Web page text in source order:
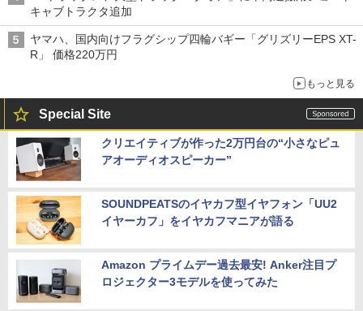
キャブトラクタ追加
ヤマハ、国内向けフラグシップ四輪バギー「グリズリーEPS XT-
R」 価格220万円
もっと見る
Special Site
クリエイティブが作った2万円台の“小さなピュ
アオーディオスピーカー”
SOUNDPEATSのイヤカフ型イヤフォン「UU2
イヤーカフ」をイヤカフマニアが語る
Amazon プライムデー過去最安! Anker注目プ
ロジェクター3モデルを使ってみた